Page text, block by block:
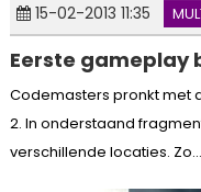
15-02-2013 11:35
Eerste gameplay
Codemasters pronkt met
2. In onderstaand
verschillende locaties. Zo...